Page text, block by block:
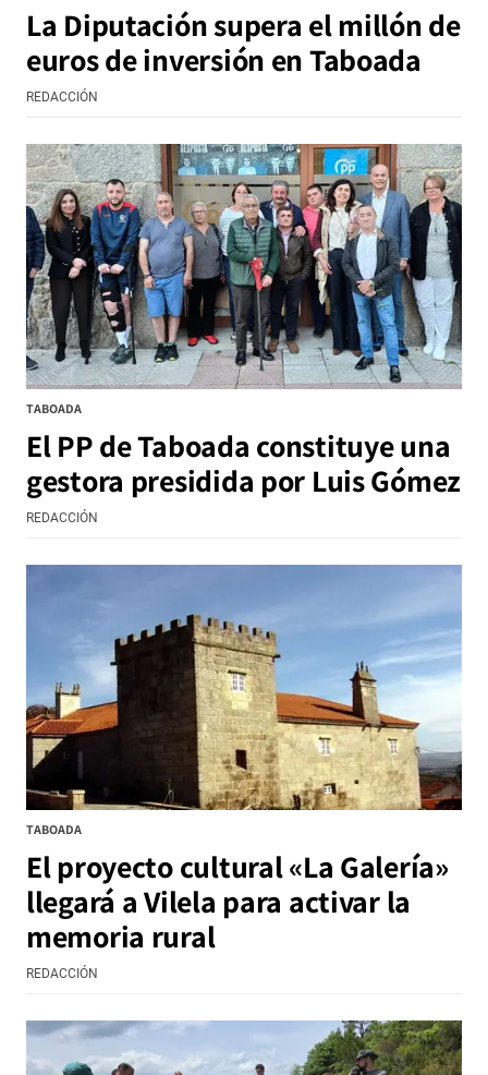
La Diputación supera el millón de
euros de inversión en Taboada
REDACCIÓN
TABOADA
El PP de Taboada constituye una
gestora presidida por Luis Gómez
REDACCIÓN
TABOADA
El proyecto cultural «La Galería»
llegará a Vilela para activar la
memoria rural
REDACCIÓN